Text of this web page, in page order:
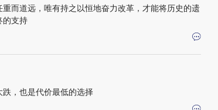
而道远，唯有持之以恒地奋力改革，才能将历史的遗
的支持
，也是代价最低的选择